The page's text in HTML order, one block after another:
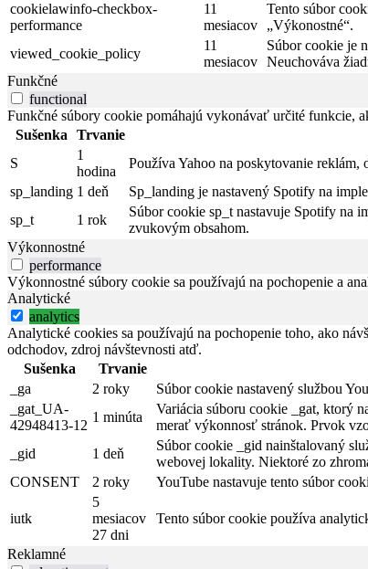
cookielawinfo-checkbox-
performance
11
mesiacov
Tento súbor
„Výkonostné“.
viewed_cookie_policy
11
mesiacov
Súbor cookie je
Neuchováva
Funkčné
functional
Funkčné súbory cookie pomáhajú vykonávať určité funkcie,
Sušenka
Trvanie
S
1
hodina
Používa Yahoo na poskytovanie reklám,
sp_landing 1 deň
Sp_landing je nastavený Spotify na
sp_t
1 rok
Súbor cookie sp_t nastavuje Spotify na
zvukovým obsahom.
Výkonnostné
performance
Výkonnostné súbory cookie sa používajú na pochopenie a
Analytické
analytics
Analytické cookies sa používajú na pochopenie toho, ako
odchodov, zdroj návštevnosti atď.
Sušenka
Trvanie
_ga
2 roky
Súbor cookie nastavený službou
_gat_UA-
42948413-12
1 minúta
Variácia súboru cookie _gat, ktorý
merať výkonnosť stránok. Prvok
_gid
1 deň
Súbor cookie _gid nainštalovaný
webovej lokality. Niektoré zo
CONSENT
2 roky YouTube nastavuje tento súbor
iutk
5
mesiacov
27 dni
Tento súbor cookie používa
Reklamné